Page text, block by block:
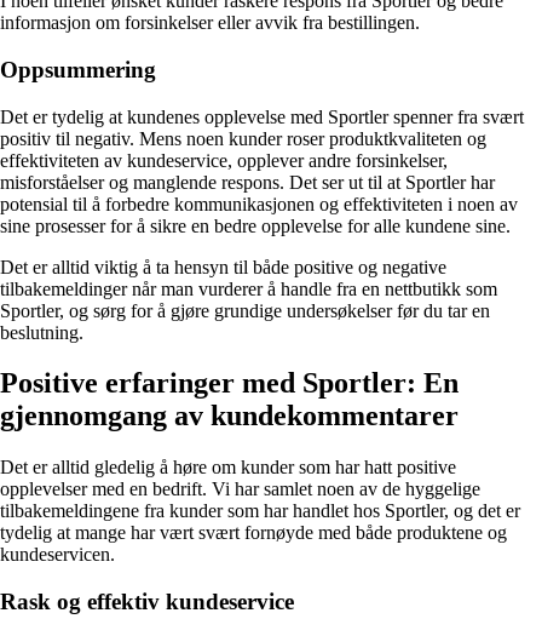
informasjon om forsinkelser eller avvik fra bestillingen.
Oppsummering
Det er tydelig at kundenes opplevelse med Sportler spenner fra svært
positiv til negativ. Mens noen kunder roser produktkvaliteten og
effektiviteten av kundeservice, opplever andre forsinkelser,
misforståelser og manglende respons. Det ser ut til at Sportler har
potensial til å forbedre kommunikasjonen og effektiviteten i noen av
sine prosesser for å sikre en bedre opplevelse for alle kundene sine.
Det er alltid viktig å ta hensyn til både positive og negative
tilbakemeldinger når man vurderer å handle fra en nettbutikk som
Sportler, og sørg for å gjøre grundige undersøkelser før du tar en
beslutning.
Positive erfaringer med Sportler: En
gjennomgang av kundekommentarer
Det er alltid gledelig å høre om kunder som har hatt positive
opplevelser med en bedrift. Vi har samlet noen av de hyggelige
tilbakemeldingene fra kunder som har handlet hos Sportler, og det er
tydelig at mange har vært svært fornøyde med både produktene og
kundeservicen.
Rask og effektiv kundeservice